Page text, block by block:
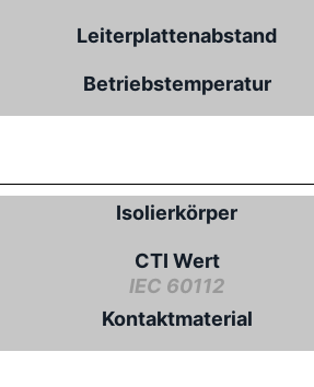
Leiterplattenabstand
Betriebstemperatur
Isolierkörper
CTI Wert
IEC 60112
Kontaktmaterial